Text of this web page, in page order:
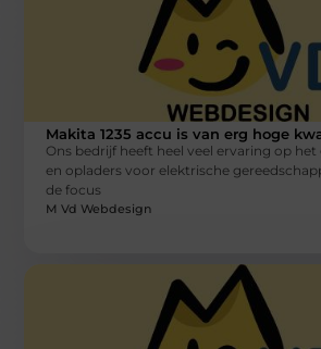
Makita 1235 accu is van erg hoge
Ons bedrijf heeft heel veel ervaring op het
en opladers voor elektrische
de focus
M Vd Webdesign